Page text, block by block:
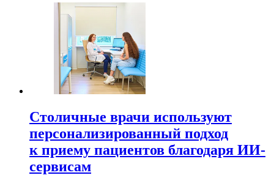
Столичные врачи используют
персонализированный подход
к приему пациентов благодаря ИИ-
сервисам